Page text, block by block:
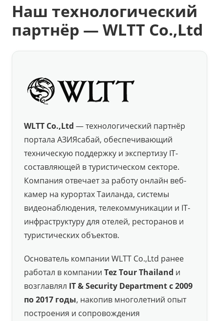
Наш технологический
партнёр — WLTT Co.,Ltd
WLTT Co.,Ltd — технологический партнёр
портала АЗИЯсабай, обеспечивающий
техническую поддержку и экспертизу IT-
составляющей в туристическом секторе.
Компания отвечает за работу онлайн веб-
камер на курортах Таиланда, системы
видеонаблюдения, телекоммуникации и IT-
инфраструктуру для отелей, ресторанов и
туристических объектов.
Основатель компании WLTT Co.,Ltd ранее
работал в компании Tez Tour Thailand и
возглавлял IT & Security Department с 2009
по 2017 годы, накопив многолетний опыт
построения и сопровождения